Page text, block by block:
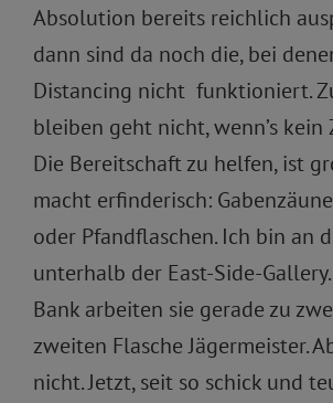
Absolution bereits reichlich
dann sind da noch die, bei
Distancing nicht funktioniert.
bleiben geht nicht, wenn’s kein
Die Bereitschaft zu helfen, ist
macht erfinderisch:
oder Pfandflaschen. Ich bin an
unterhalb der East-Side-
Bank arbeiten sie gerade zu
zweiten Flasche Jägermeister.
nicht. Jetzt, seit so schick und